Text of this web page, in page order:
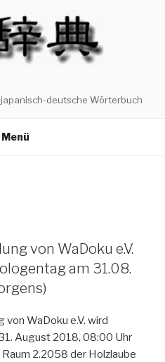
deutsche Wörterbuch
Menü
von WaDoku e.V.
am 31.08.
WaDoku e.V. wird
August 2018, 08:00 Uhr
2.2058 der Holzlaube